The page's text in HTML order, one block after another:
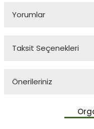
Yorumlar
Taksit Seçenekleri
Önerileriniz
Bu ürünün fiyat bilgisi,
konularda yetersiz